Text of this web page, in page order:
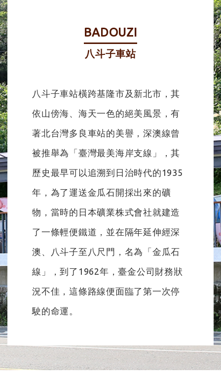
BADOUZI
八斗子車站
八斗子車站橫跨基隆市及新北市，其
依山傍海、海天一色的絕美風景，有
著北台灣多良車站的美譽，深澳線曾
被推舉為「臺灣最美海岸支線」，其
歷史最早可以追溯到日治時代的1935
年，為了運送金瓜石開採出來的礦
物，當時的日本礦業株式會社就建造
了一條輕便鐵道，並在隔年延伸經深
澳、八斗子至八尺門，名為「金瓜石
線」，到了1962年，臺金公司財務狀
況不佳，這條路線便面臨了第一次停
駛的命運。